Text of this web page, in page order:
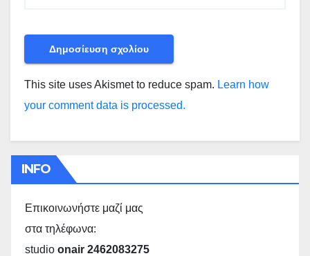
This site uses Akismet to reduce spam. Learn how
your comment data is processed.
INFO
Επικοινωνήστε μαζί μας
στα τηλέφωνα:
studio onair 2462083275